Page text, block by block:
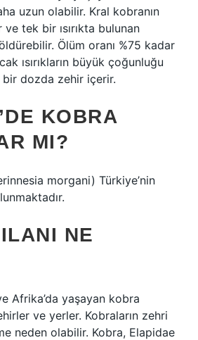
uzun olabilir. Kral kobranın
tek bir ısırıkta bulunan
Ölüm oranı %75 kadar
ısırıkların büyük çoğunluğu
dozda zehir içerir.
KOBRA
MI?
morgani) Türkiye’nin
NE
Afrika’da yaşayan kobra
ve yerler. Kobraların zehri
neden olabilir. Kobra, Elapidae